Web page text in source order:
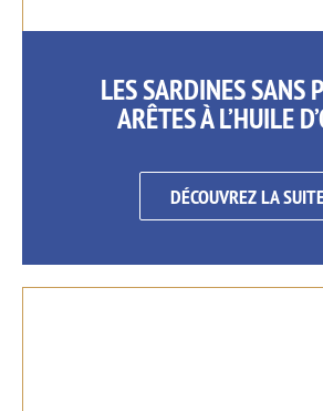
LES SARDINES SANS
ARÊTES À L’HUILE
DÉCOUVREZ LA